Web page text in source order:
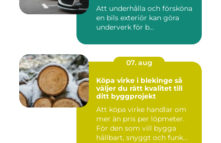
Att underhålla och försköna
en bils exteriör kan göra
underverk för b...
07. aug
Köpa virke i blekinge så
väljer du rätt kvalitet till
ditt byggprojekt
Att köpa virke handlar om
mer än pris per löpmeter.
För den som vill bygga
hållbart, snyggt och funk...